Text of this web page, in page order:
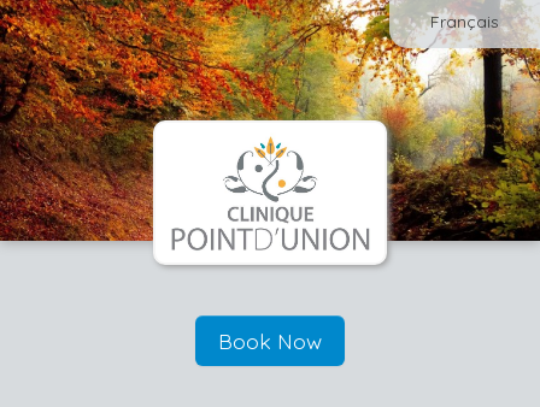
Français
Book Now